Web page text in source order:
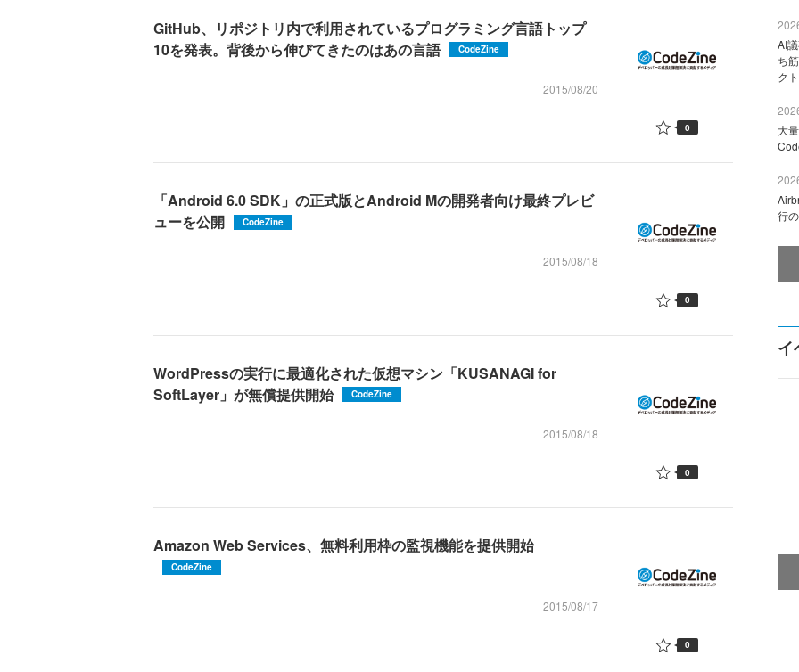
GitHub、リポジトリ内で利用されているプログラミング言語トップ
10を発表。背後から伸びてきたのはあの言語
CodeZine
2015/08/20
0
「Android 6.0 SDK」の正式版とAndroid Mの開発者向け最終プレビ
ューを公開
CodeZine
2015/08/18
0
WordPressの実行に最適化された仮想マシン「KUSANAGI for
SoftLayer」が無償提供開始
CodeZine
2015/08/18
0
Amazon Web Services、無料利用枠の監視機能を提供開始
CodeZine
2015/08/17
0
AI
ち
ク
大
行
イ